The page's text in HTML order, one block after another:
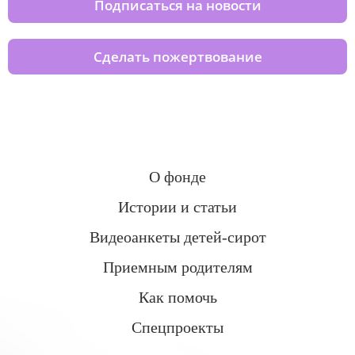
Подписаться на новости
Сделать пожертвование
О фонде
Истории и статьи
Видеоанкеты детей-сирот
Приемным родителям
Как помочь
Спецпроекты